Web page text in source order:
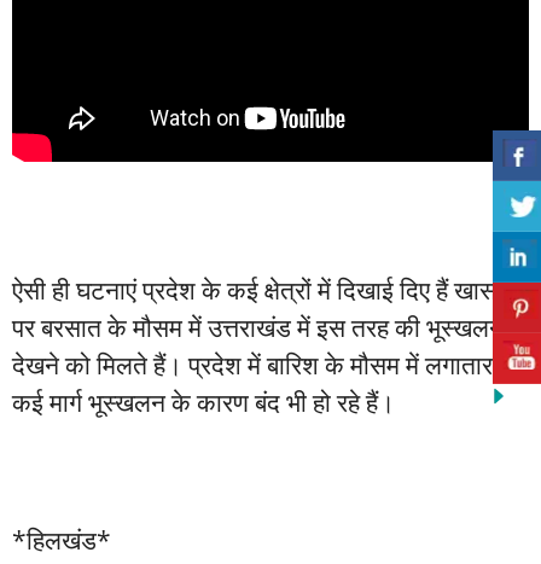
ऐसी ही घटनाएं प्रदेश के कई क्षेत्रों में दिखाई दिए हैं खासतौर
पर बरसात के मौसम में उत्तराखंड में इस तरह की भूस्खलन
देखने को मिलते हैं। प्रदेश में बारिश के मौसम में लगातार
कई मार्ग भूस्खलन के कारण बंद भी हो रहे हैं।
*हिलखंड*